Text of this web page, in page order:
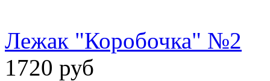
Лежак "Коробочка" №2
1720 руб